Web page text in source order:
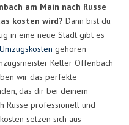
am Main nach Russe
kosten wird? Dann bist du
in eine neue Stadt gibt es
Umzugskosten gehören
Keller Offenbach
wir das perfekte
das dir bei deinem
Russe professionell und
setzen sich aus